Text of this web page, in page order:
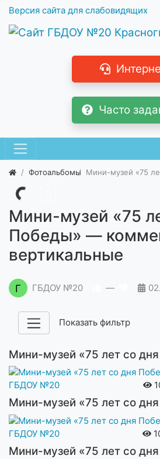
Версия сайта для слабовидящих
Часто
Фотоальбомы Мини-музей «75
Мини-музей «75
Победы» —
вертикальные
Г ГБДОУ №20 —
Показать фильтр
Мини-музей «75 лет со
ГБДОУ №20
Мини-музей «75 лет со
ГБДОУ №20
Мини-музей «75 лет со